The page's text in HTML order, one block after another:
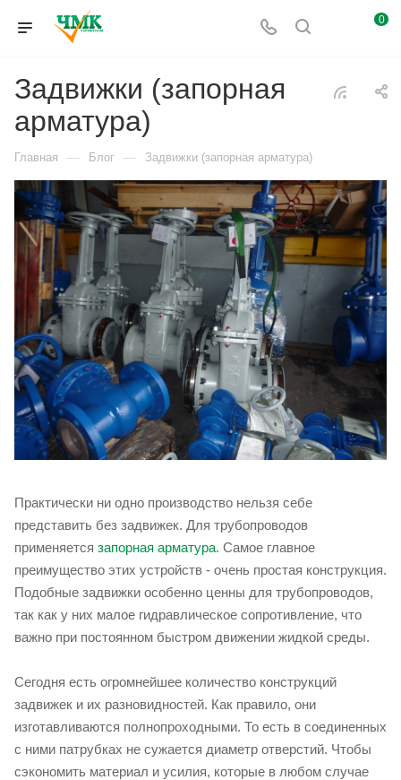
0
Задвижки (запорная
арматура)
Главная — Блог — Задвижки (запорная арматура)
Практически ни одно производство нельзя себе
представить без задвижек. Для трубопроводов
применяется запорная арматура. Самое главное
преимущество этих устройств - очень простая конструкция.
Подобные задвижки особенно ценны для трубопроводов,
так как у них малое гидравлическое сопротивление, что
важно при постоянном быстром движении жидкой среды.
Сегодня есть огромнейшее количество конструкций
задвижек и их разновидностей. Как правило, они
изготавливаются полнопроходными. То есть в соединенных
с ними патрубках не сужается диаметр отверстий. Чтобы
сэкономить материал и усилия, которые в любом случае